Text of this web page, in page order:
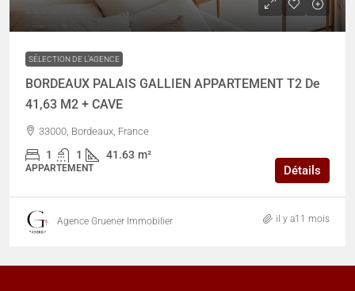
221 550 €
SÉLECTION DE L'AGENCE
BORDEAUX PALAIS GALLIEN APPARTEMENT T2 De
41,63 M2 + CAVE
33000, Bordeaux, France
1 1 41.63 m²
APPARTEMENT Détails
Agence Gruener Immobilier il y a11 mois